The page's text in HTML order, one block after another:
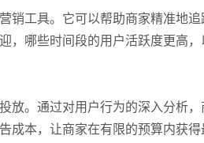
销工具。它可以帮助商家精准地
，哪些时间段的用户活跃度更高
放。通过对用户行为的深入分析
本，让商家在有限的预算内获得